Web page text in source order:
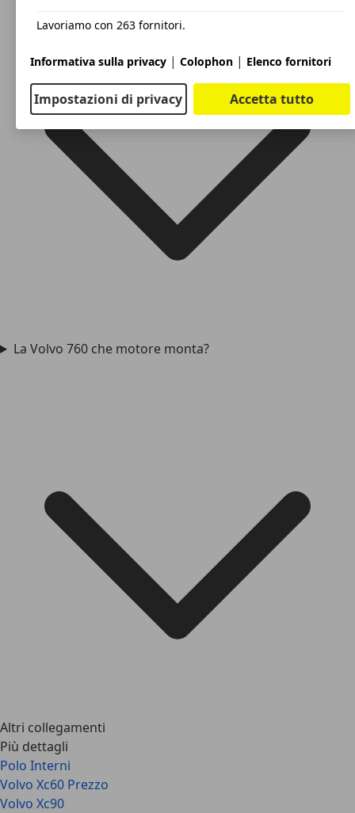
La Volvo 760 che motore monta?
Altri collegamenti
Più dettagli
Polo Interni
Volvo Xc60 Prezzo
Volvo Xc90
Lavoriamo con 263 fornitori.
Informativa sulla privacy | Colophon | Elenco fornitori
Impostazioni di privacy Accetta tutto